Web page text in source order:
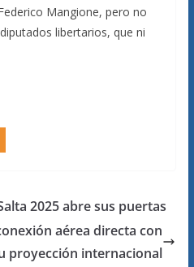
Mangione, pero no
libertarios, que ni
2025 abre sus puertas
aérea directa con
proyección internacional